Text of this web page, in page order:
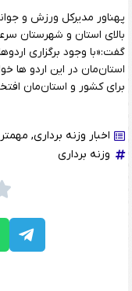
پهناور مدیرکل ورزش و
بالای استان و شهرستان
گفت:«با وجود برگزاری
استان‌مان در این اردو ها
برای کشور و استان‌مان
اخبار وزنه برداری,
وزنه برداری